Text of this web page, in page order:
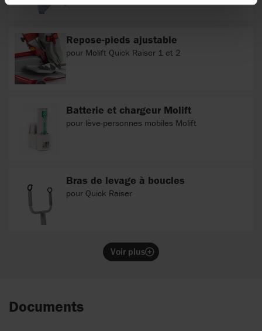
Repose-pieds ajustable
pour Molift Quick Raiser 1 et 2
Batterie et chargeur Molift
pour lève-personnes mobiles Molift
Bras de levage à boucles
pour Quick Raiser
Voir plus
Documents